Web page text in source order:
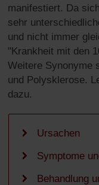
manifestiert. Da
sehr
und nicht immer
"Krankheit mit den
Weitere Synonyme
und Polysklerose.
dazu.
Ursachen
Symptome
Behandlung
Diagnose
Behandlung
Prognose